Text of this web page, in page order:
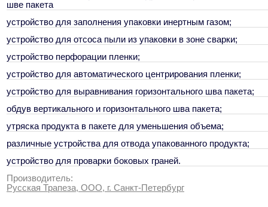
шве пакета
устройство для заполнения упаковки инертным газом;
устройство для отсоса пыли из упаковки в зоне сварки;
устройство перфорации пленки;
устройство для автоматического центрирования пленки;
устройство для выравнивания горизонтального шва пакета;
обдув вертикального и горизонтального шва пакета;
утряска продукта в пакете для уменьшения объема;
различные устройства для отвода упакованного продукта;
устройство для проварки боковых граней.
Производитель:
Русская Трапеза, ООО, г. Санкт-Петербург